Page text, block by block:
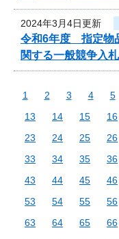
2024年3月4日更新
令和6年度 指定物
関する一般競争入札
1 2 3 4 5
13
14 15 16
23
24 25 26
33
34 35 36
43
44 45 46
53
54 55 56
63
64 65 66